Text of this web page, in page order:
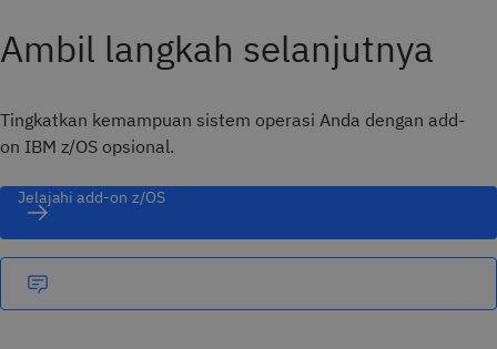
Ambil langkah selanjutnya
Tingkatkan kemampuan sistem operasi Anda dengan add-
on IBM z/OS opsional.
Jelajahi add-on z/OS